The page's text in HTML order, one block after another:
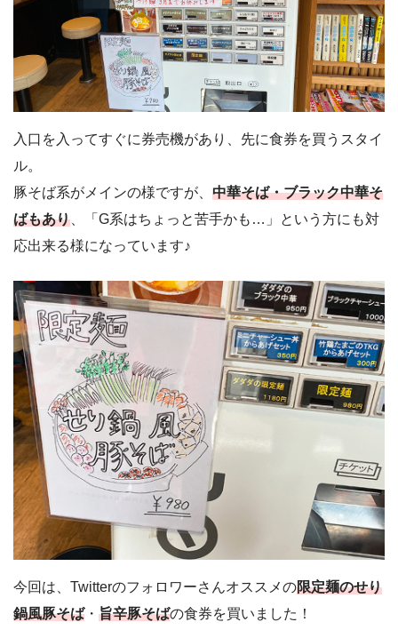
入口を入ってすぐに券売機があり、先に食券を買うスタイ
ル。
豚そば系がメインの様ですが、 中華そば・ブラック中華そ
ばもあり 、「G系はちょっと苦手かも…」という方にも対
応出来る様になっています♪
今回は、Twitterのフォロワーさんオススメの限定麺のせり
鍋風豚そば・ 旨辛豚そばの食券を買いました！